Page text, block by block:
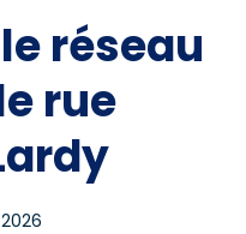
réseau
rue
2026